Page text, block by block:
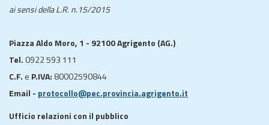
ai sensi della L.R. n.15/2015
Piazza Aldo Moro, 1 - 92100 Agrigento (AG.)
Tel. 0922 593 111
C.F. e P.IVA: 80002590844
Email - protocollo@pec.provincia.agrigento.it
Ufficio relazioni con il pubblico